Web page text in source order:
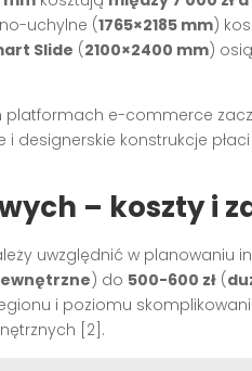
uchylne (1765×2185 mm)
Slide (2100×2400 mm)
e-commerce
designerskie konstrukcje
– koszty i
uwzględnić w planowaniu
) do 500-600 zł (
i poziomu
[2] .